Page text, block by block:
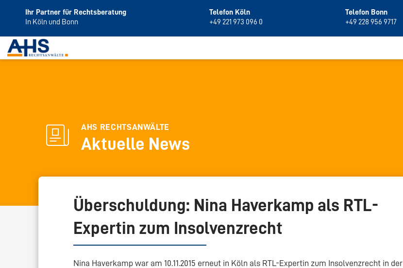
Ihr Partner für Rechtsberatung
In Köln und Bonn
Telefon Köln
+49 221 973 096 0
Telefon Bonn
+49 228 956 9717
AHS RECHTSANWÄLTE
Aktuelle News
Überschuldung: Nina Haverkamp als RTL-
Expertin zum Insolvenzrecht
Nina Haverkamp war am 10.11.2015 erneut in Köln als RTL-Expertin zum Insolvenzrecht in der